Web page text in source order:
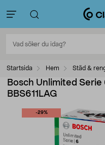
Startsida Hem Städ &
Bosch Unlimited
BBS611LAG
-29%